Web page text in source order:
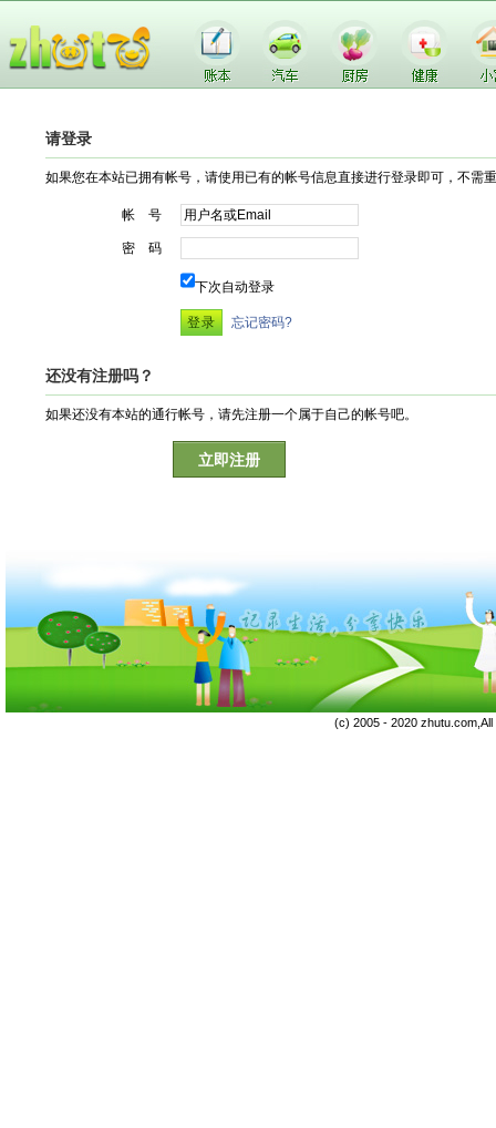
请登录
如果您在本站已拥有帐号，请使用已有的帐号信息直接进行登录即可，不需
帐 号
密 码
下次自动登录
忘记密码?
还没有注册吗？
如果还没有本站的通行帐号，请先注册一个属于自己的帐号吧。
立即注册
(c) 2005 - 2020